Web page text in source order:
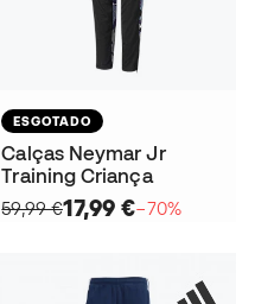
ESGOTADO
Calças Neymar Jr
Training Criança
59,99 €17,99 €−70%